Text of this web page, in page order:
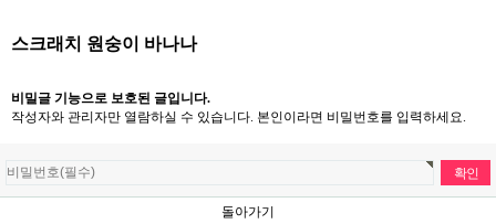
스크래치 원숭이 바나나
비밀글 기능으로 보호된 글입니다.
작성자와 관리자만 열람하실 수 있습니다. 본인이라면 비밀번호를 입력하세요.
돌아가기